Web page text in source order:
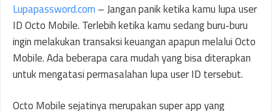
Lupapassword.com – Jangan panik ketika kamu lupa user
ID Octo Mobile. Terlebih ketika kamu sedang buru-buru
ingin melakukan transaksi keuangan apapun melalui Octo
Mobile. Ada beberapa cara mudah yang bisa diterapkan
untuk mengatasi permasalahan lupa user ID tersebut.
Octo Mobile sejatinya merupakan super app yang